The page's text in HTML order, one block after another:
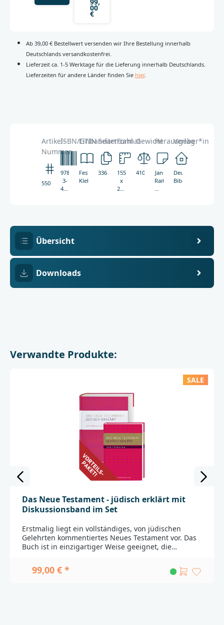
00
€
Ab 39,00 € Bestellwert versenden wir Ihre Bestellung innerhalb
Deutschlands versandkostenfrei.
Lieferzeit ca. 1-5 Werktage für die Lieferung innerhalb Deutschlands.
Lieferzeiten für andere Länder finden Sie hier.
Artikel-
Nummer
5506
ISBN/GTIN
978-
3-
438-
Einbandart
Festeinband,
Klebebindung
Seitenzahl
336
Format
155
x
215
Gewicht
410g
Herausgeber*in
Jan
Raithel
Wolfgang
Verlag
Deutsche
Bibelgesellschaft
Übersicht
Downloads
Verwandte Produkte:
SALE
Das Neue Testament - jüdisch erklärt mit
Diskussionsband im Set
Erstmalig liegt ein vollständiges, von jüdischen
Gelehrten kommentiertes Neues Testament vor. Das
Buch ist in einzigartiger Weise geeignet, die
jüdischen Umwelt und die bleibende Beziehung des
christlichen Glaubens zum Judentum aufzuzeigen.Im
99,00 € *